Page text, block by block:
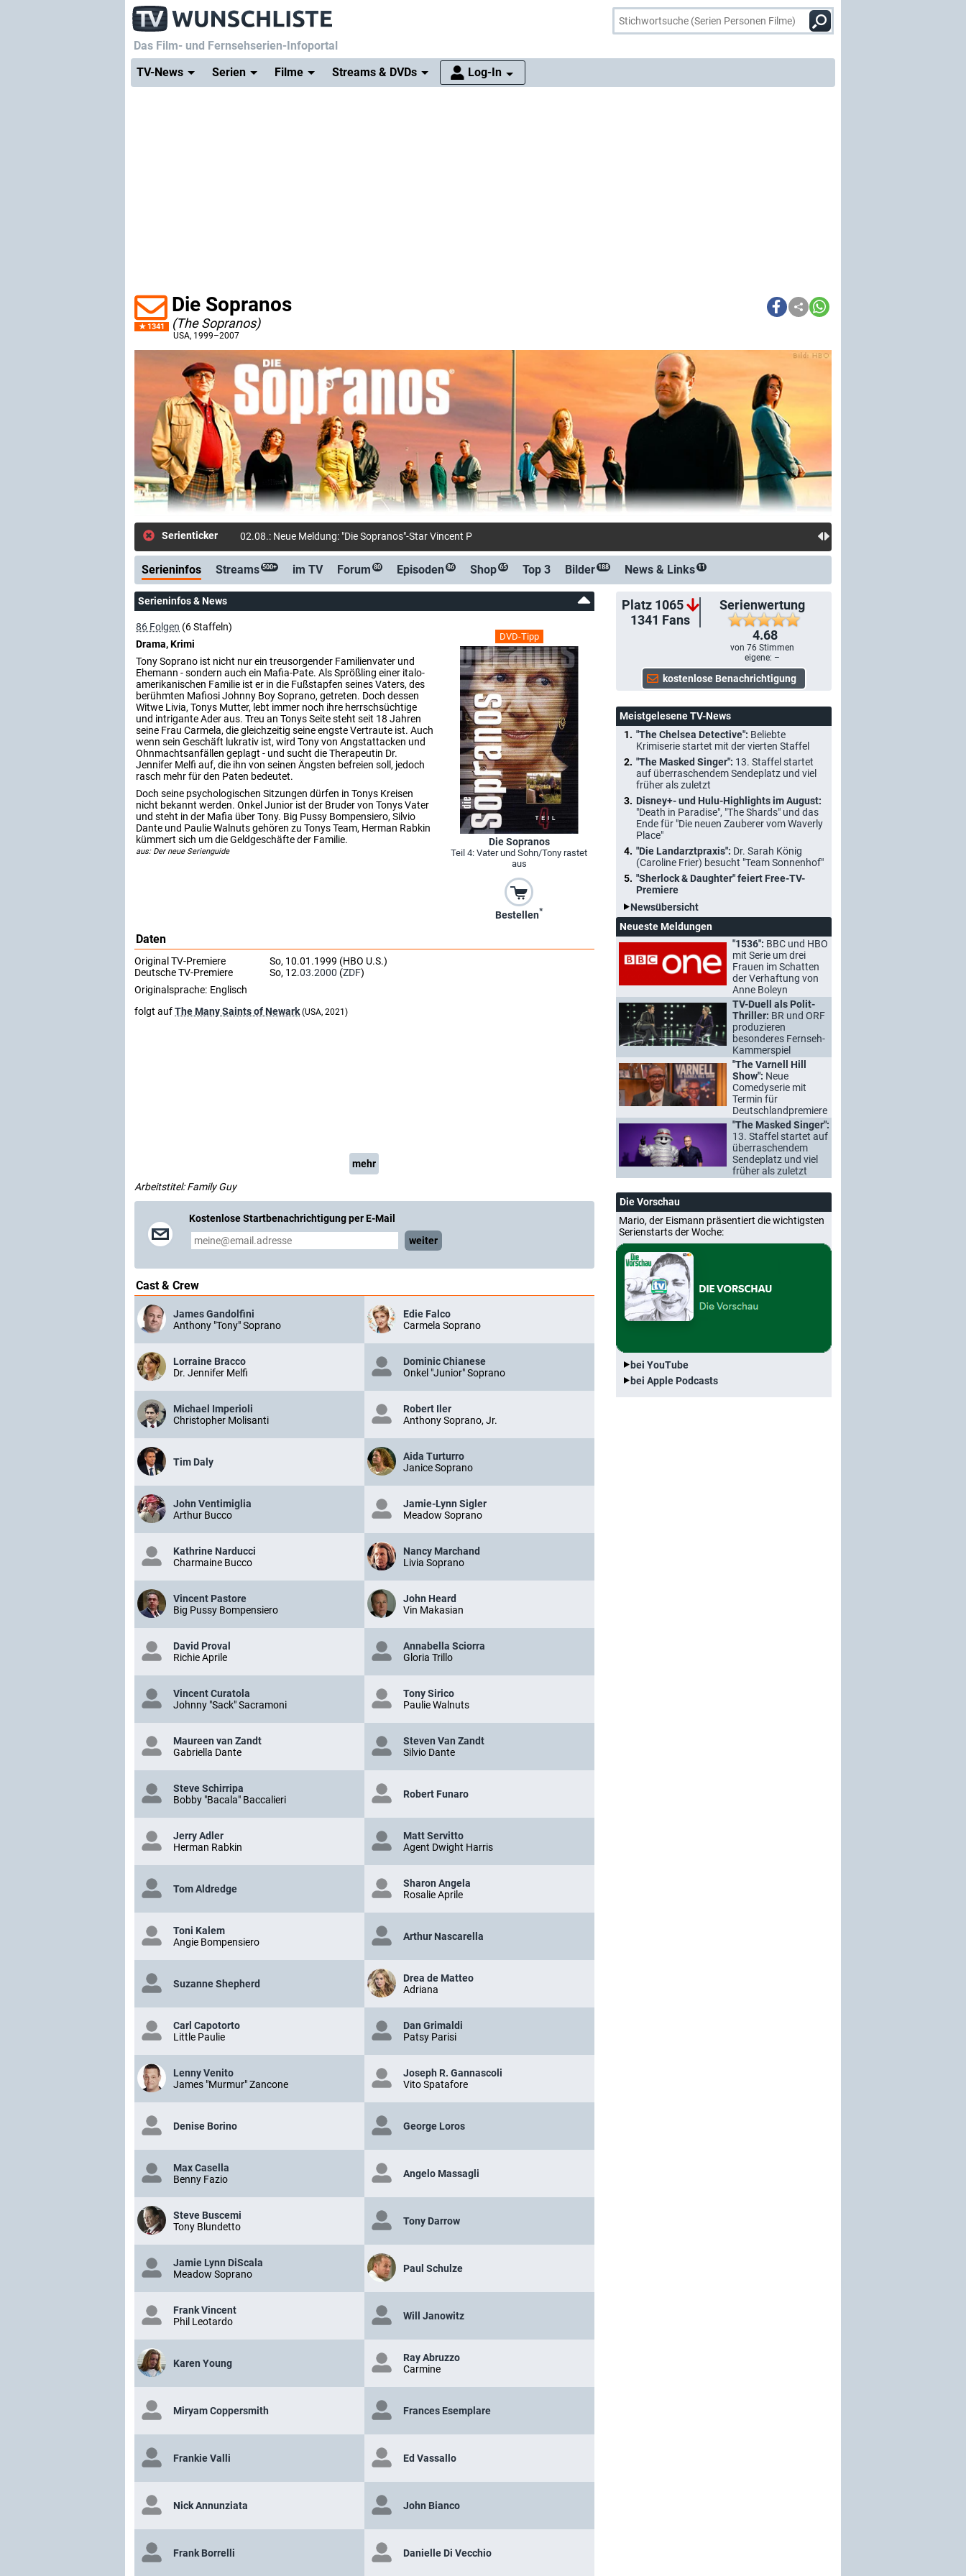
Das Film- und Fernsehserien-Infoportal
TV-News
Serien Filme Streams & DVDs Log-In
1341
Die Sopranos
(The Sopranos)
USA, 1999–2007
Serienticker 02.08.: Neue Meldung: "Die Sopranos"-Star Vincent Pastore ist tot: Darsteller von "Big
Serieninfos Streams 500+ im TV Forum 80 Episoden 86 Shop 65 Top 3 Bilder 188 News & Links 11
Platz 1065
1341 Fans
Serienwertung
4.68
von 76 Stimmen
eigene: –
Serieninfos & News
DVD-Tipp
Die Sopranos
Teil 4: Vater und Sohn/Tony rastet
aus
Bestellen*
86 Folgen (6 Staffeln)
Drama, Krimi
Tony Soprano ist nicht nur ein treusorgender Familienvater und
Ehemann - sondern auch ein Mafia-Pate. Als Sprößling einer italo-
amerikanischen Familie ist er in die Fußstapfen seines Vaters, des
berühmten Mafiosi Johnny Boy Soprano, getreten. Doch dessen
Witwe Livia, Tonys Mutter, lebt immer noch ihre herrschsüchtige
und intrigante Ader aus. Treu an Tonys Seite steht seit 18 Jahren
seine Frau Carmela, die gleichzeitig seine engste Vertraute ist. Auch
wenn sein Geschäft lukrativ ist, wird Tony von Angstattacken und
Ohnmachtsanfällen geplagt - und sucht die Therapeutin Dr.
Jennifer Melfi auf, die ihn von seinen Ängsten befreien soll, jedoch
rasch mehr für den Paten bedeutet.
Doch seine psychologischen Sitzungen dürfen in Tonys Kreisen
nicht bekannt werden. Onkel Junior ist der Bruder von Tonys Vater
und steht in der Mafia über Tony. Big Pussy Bompensiero, Silvio
Dante und Paulie Walnuts gehören zu Tonys Team, Herman Rabkin
kümmert sich um die Geldgeschäfte der Familie.
aus: Der neue Serienguide
Daten
Original TV-Premiere
So, 10.01.1999 (HBO U.S.)
Deutsche TV-Premiere
So, 12.03.2000 (ZDF)
Originalsprache: Englisch
folgt aufThe Many Saints of Newark (USA, 2021)
mehr
Arbeitstitel: Family Guy
Kostenlose Startbenachrichtigung per E-Mail
weiter
Cast & Crew
James Gandolfini
Anthony "Tony" Soprano
Edie Falco
Carmela Soprano
Lorraine Bracco
Dr. Jennifer Melfi
Dominic Chianese
Onkel "Junior" Soprano
Michael Imperioli
Christopher Molisanti
Robert Iler
Anthony Soprano, Jr.
Tim Daly
Aida Turturro
Janice Soprano
John Ventimiglia
Arthur Bucco
Jamie-Lynn Sigler
Meadow Soprano
Kathrine Narducci
Charmaine Bucco
Nancy Marchand
Livia Soprano
Vincent Pastore
Big Pussy Bompensiero
John Heard
Vin Makasian
David Proval
Richie Aprile
Annabella Sciorra
Gloria Trillo
Vincent Curatola
Johnny "Sack" Sacramoni
Tony Sirico
Paulie Walnuts
Maureen van Zandt
Gabriella Dante
Steven Van Zandt
Silvio Dante
Steve Schirripa
Bobby "Bacala" Baccalieri
Robert Funaro
Jerry Adler
Herman Rabkin
Matt Servitto
Agent Dwight Harris
Tom Aldredge
Sharon Angela
Rosalie Aprile
Toni Kalem
Angie Bompensiero
Arthur Nascarella
Suzanne Shepherd
Drea de Matteo
Adriana
Carl Capotorto
Little Paulie
Dan Grimaldi
Patsy Parisi
Lenny Venito
James "Murmur" Zancone
Joseph R. Gannascoli
Vito Spatafore
Denise Borino George Loros
Max Casella
Benny Fazio
Angelo Massagli
Steve Buscemi
Tony Blundetto
Tony Darrow
Jamie Lynn DiScala
Meadow Soprano
Paul Schulze
Frank Vincent
Phil Leotardo
Will Janowitz
Karen Young
Ray Abruzzo
Carmine
Miryam Coppersmith Frances Esemplare
Frankie Valli Ed Vassallo
Nick Annunziata John Bianco
Frank Borrelli Danielle Di Vecchio
Meistgelesene TV-News
"The Chelsea Detective": Beliebte
Krimiserie startet mit der vierten Staffel
"The Masked Singer": 13. Staffel startet
auf überraschendem Sendeplatz und viel
früher als zuletzt
Disney+- und Hulu-Highlights im August:
"Death in Paradise", "The Shards" und das
Ende für "Die neuen Zauberer vom Waverly
Place"
"Die Landarztpraxis": Dr. Sarah König
(Caroline Frier) besucht "Team Sonnenhof"
"Sherlock & Daughter" feiert Free-TV-
Premiere
Newsübersicht
Neueste Meldungen
"1536": BBC und HBO
mit Serie um drei
Frauen im Schatten
der Verhaftung von
Anne Boleyn
TV-Duell als Polit-
Thriller: BR und ORF
produzieren
besonderes Fernseh-
Kammerspiel
"The Varnell Hill
Show": Neue
Comedyserie mit
Termin für
Deutschlandpremiere
"The Masked Singer":
13. Staffel startet auf
überraschendem
Sendeplatz und viel
früher als zuletzt
Die Vorschau
Mario, der Eismann präsentiert die wichtigsten
Serienstarts der Woche:
bei YouTube
bei Apple Podcasts